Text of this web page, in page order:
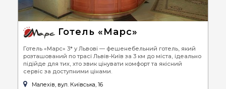
Готель «Марс»
Готель «Марс» 3* у Львові — фешенебельний готель, який
розташований по трасі Львів-Київ за 3 км до міста, ідеально
підійде для тих, хто звик цінувати комфорт та якісний
сервіс за доступними цінами.
Малехів, вул. Київська, 16